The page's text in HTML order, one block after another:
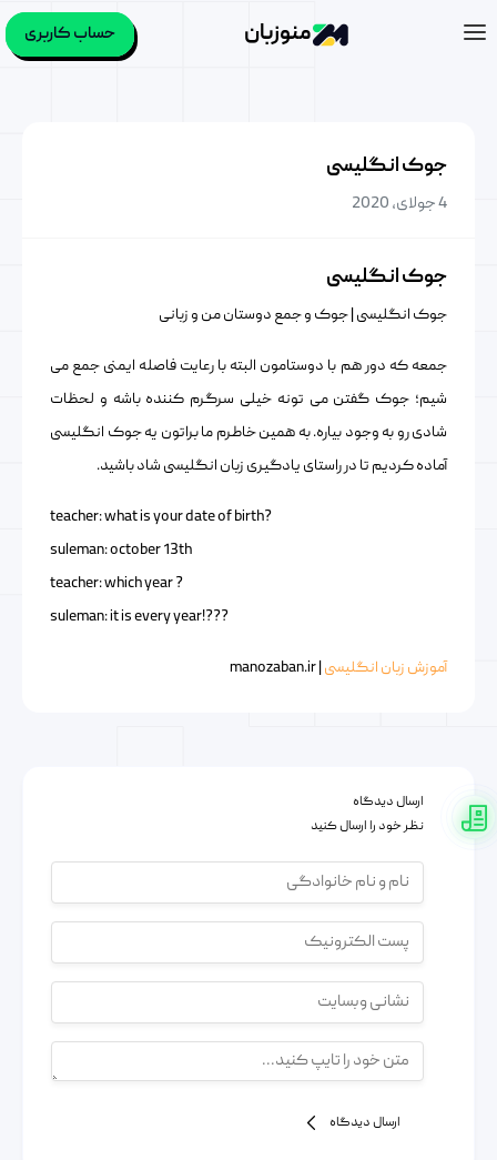
منوزبان حساب کاربری
جوک انگلیسی
4 جولای, 2020
جوک انگلیسی
جوک انگلیسی | جوک و جمع دوستان من و زبانی
جمعه که دور هم با دوستامون البته با رعایت فاصله ایمنی جمع می
شیم؛ جوک گفتن می تونه خیلی سرگرم کننده باشه و لحظات
شادی رو به وجود بیاره. به همین خاطرم ما براتون یه جوک انگلیسی
آماده کردیم تا در راستای یادگیری زبان انگلیسی شاد باشید.
?teacher: what is your date of birth
suleman: october 13th
? teacher: which year
???!suleman: it is every year
آموزش زبان انگلیسی
ارسال دیدگاه
نظر خود را ارسال کنید
ارسال دیدگاه